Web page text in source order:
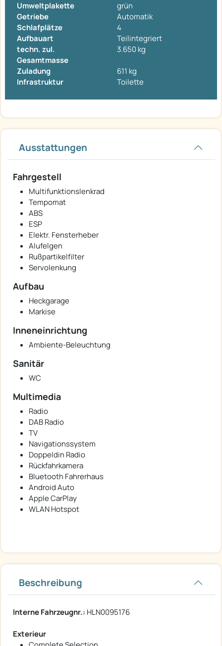
Umweltplakette
grün
Getriebe
Automatik
Schlafplätze
4
Aufbauart
Teilintegriert
techn. zul.
Gesamtmasse
3.650 kg
Zuladung
611 kg
Infrastruktur
Toilette
Ausstattungen
Fahrgestell
Multifunktionslenkrad
Tempomat
ABS
ESP
Elektr. Fensterheber
Alufelgen
Rußpartikelfilter
Servolenkung
Aufbau
Heckgarage
Markise
Inneneinrichtung
Ambiente-Beleuchtung
Sanitär
WC
Multimedia
Radio
DAB Radio
TV
Navigationssystem
Doppeldin Radio
Rückfahrkamera
Bluetooth Fahrerhaus
Android Auto
Apple CarPlay
WLAN Hotspot
Beschreibung
Interne Fahrzeugnr.: HLN0095176
Exterieur